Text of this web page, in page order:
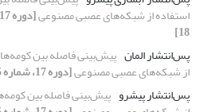
استفاده از شبکه‌های عصبی مصنوعی
18]
پس‌انتشار المان پیش‌بینی فاصله بین
از شبکه‌های عصبی مصنوعی[دوره 17، شماره 5، 1402، صفحه 1-18]
پس‌انتشار پیشرو پیش‌بینی فاصله بین